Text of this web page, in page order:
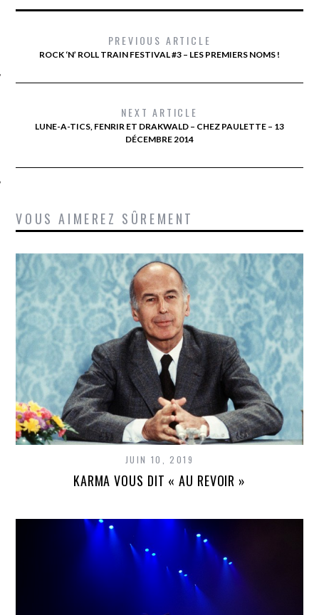
PREVIOUS ARTICLE
ROCK ‘N’ ROLL TRAIN FESTIVAL #3 – LES PREMIERS NOMS !
NEXT ARTICLE
LUNE-A-TICS, FENRIR ET DRAKWALD – CHEZ PAULETTE – 13
DÉCEMBRE 2014
VOUS AIMEREZ SÛREMENT
JUIN 10, 2019
KARMA VOUS DIT « AU REVOIR »